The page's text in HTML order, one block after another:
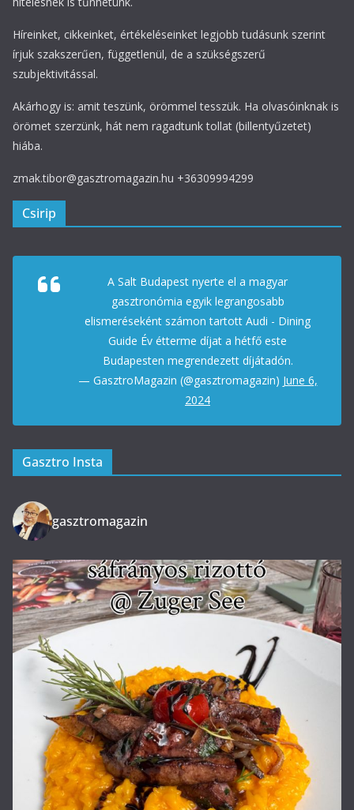
Híreinket, cikkeinket, értékeléseinket legjobb tudásunk szerint
írjuk szakszerűen, függetlenül, de a szükségszerű
szubjektivitással.
Akárhogy is: amit teszünk, örömmel tesszük. Ha olvasóinknak is
örömet szerzünk, hát nem ragadtunk tollat (billentyűzetet)
hiába.
zmak.tibor@gasztromagazin.hu +36309994299
Csirip
A Salt Budapest nyerte el a magyar
gasztronómia egyik legrangosabb
elismeréseként számon tartott Audi - Dining
Guide Év étterme díjat a hétfő este
Budapesten megrendezett díjátadón.
— GasztroMagazin (@gasztromagazin) June 6,
2024
Gasztro Insta
gasztromagazin